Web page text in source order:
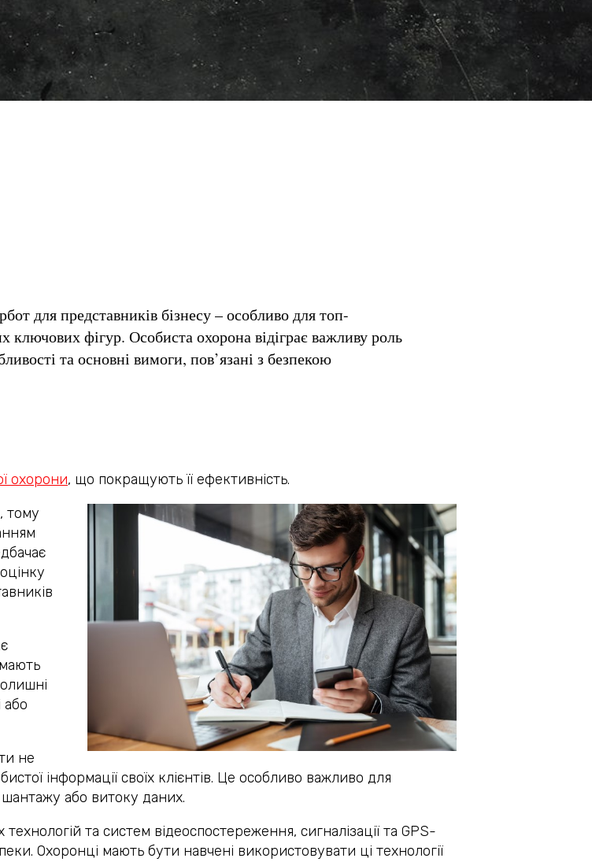
для представників бізнесу – особливо для топ-
ключових фігур. Особиста охорона відіграє важливу роль
та основні вимоги, пов’язані з безпекою
охорони, що покращують її ефективність.
тому
або
не
інформації своїх клієнтів. Це особливо важливо для
шантажу або витоку даних.
та систем відеоспостереження, сигналізації та GPS-
Охоронці мають бути навчені використовувати ці технології